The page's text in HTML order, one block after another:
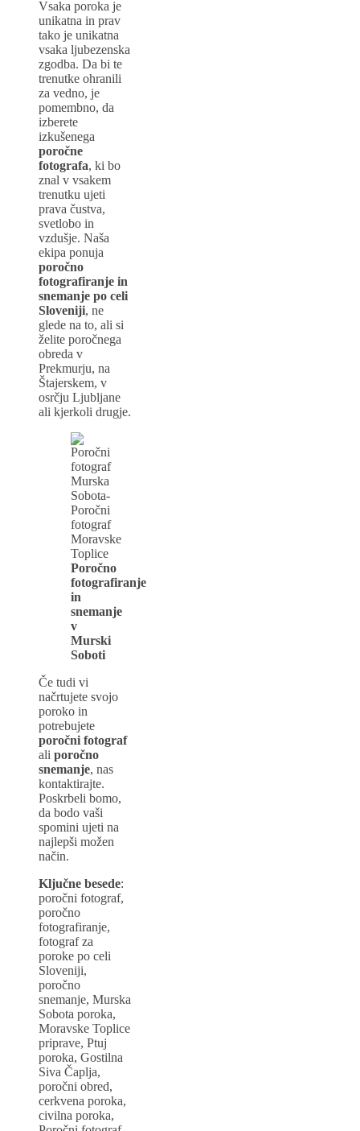
Vsaka poroka je
unikatna in prav
tako je unikatna
vsaka ljubezenska
zgodba. Da bi te
trenutke ohranili
za vedno, je
pomembno, da
izberete
izkušenega
poročne
fotografa, ki bo
znal v vsakem
trenutku ujeti
prava čustva,
svetlobo in
vzdušje. Naša
ekipa ponuja
poročno
fotografiranje in
snemanje po celi
Sloveniji, ne
glede na to, ali si
želite poročnega
obreda v
Prekmurju, na
Štajerskem, v
osrčju Ljubljane
ali kjerkoli drugje.
Poročno
fotografiranje
in
snemanje
v
Murski
Soboti
Če tudi vi
načrtujete svojo
poroko in
potrebujete
poročni fotograf
ali poročno
snemanje, nas
kontaktirajte.
Poskrbeli bomo,
da bodo vaši
spomini ujeti na
najlepši možen
način.
Ključne besede:
poročni fotograf,
poročno
fotografiranje,
fotograf za
poroke po celi
Sloveniji,
poročno
snemanje, Murska
Sobota poroka,
Moravske Toplice
priprave, Ptuj
poroka, Gostilna
Siva Čaplja,
poročni obred,
cerkvena poroka,
civilna poroka,